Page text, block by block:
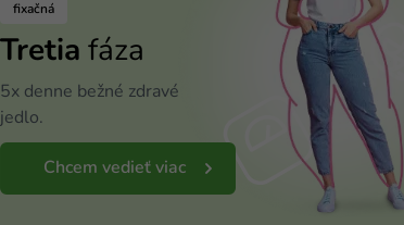
fixačná
Tretia fáza
5x denne bežné zdravé
jedlo.
Chcem vedieť viac